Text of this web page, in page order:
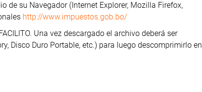
de su Navegador (Internet Explorer, Mozilla Firefox,
http://www.impuestos.gob.bo/
Una vez descargado el archivo deberá ser
Disco Duro Portable, etc.) para luego descomprimirlo en